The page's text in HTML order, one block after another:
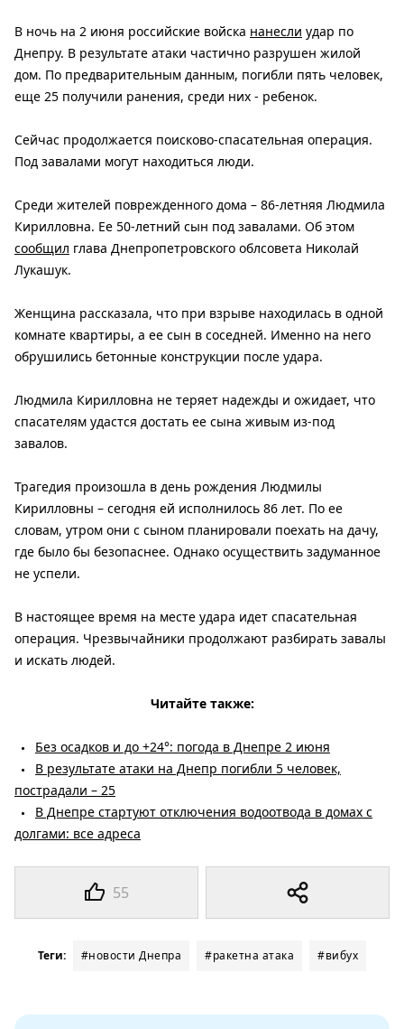
55
В ночь на 2 июня российские войска нанесли удар по
Днепру. В результате атаки частично разрушен жилой
дом. По предварительным данным, погибли пять человек,
еще 25 получили ранения, среди них - ребенок.
Сейчас продолжается поисково-спасательная операция.
Под завалами могут находиться люди.
Среди жителей поврежденного дома – 86-летняя Людмила
Кирилловна. Ее 50-летний сын под завалами. Об этом
сообщил глава Днепропетровского облсовета Николай
Лукашук.
Женщина рассказала, что при взрыве находилась в одной
комнате квартиры, а ее сын в соседней. Именно на него
обрушились бетонные конструкции после удара.
Людмила Кирилловна не теряет надежды и ожидает, что
спасателям удастся достать ее сына живым из-под
завалов.
Трагедия произошла в день рождения Людмилы
Кирилловны – сегодня ей исполнилось 86 лет. По ее
словам, утром они с сыном планировали поехать на дачу,
где было бы безопаснее. Однако осуществить задуманное
не успели.
В настоящее время на месте удара идет спасательная
операция. Чрезвычайники продолжают разбирать завалы
и искать людей.
Читайте также:
Без осадков и до +24°: погода в Днепре 2 июня
В результате атаки на Днепр погибли 5 человек,
пострадали – 25
В Днепре стартуют отключения водоотвода в домах с
долгами: все адреса
Теги: #новости Днепра #ракетна атака #вибух